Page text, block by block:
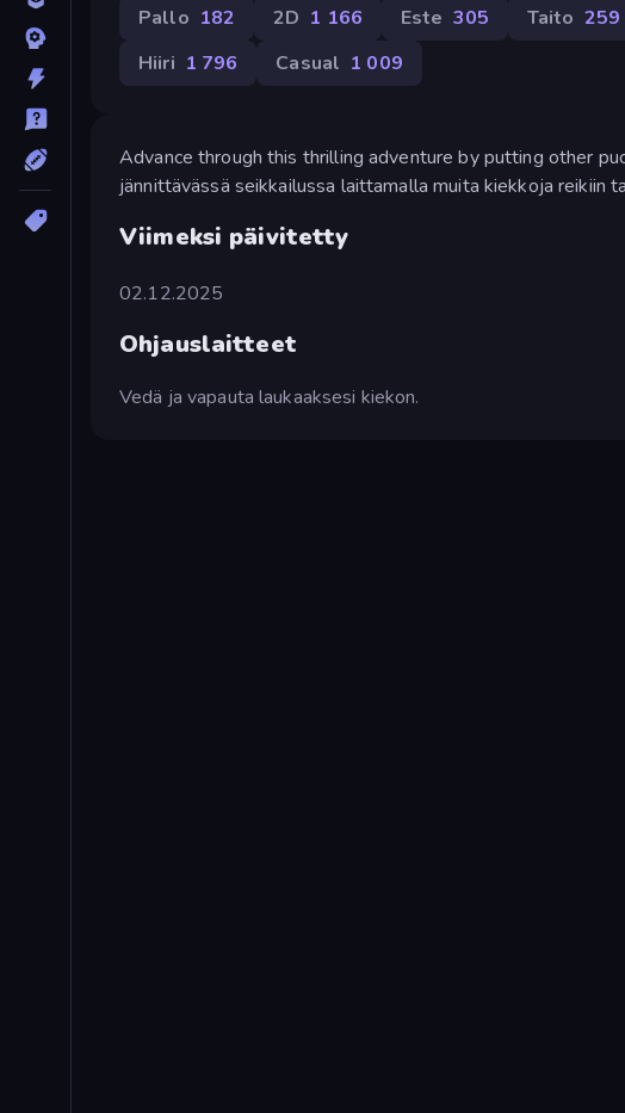
Pallo 182 2D 1 166 Este 305 Taito 259
Hiiri 1 796 Casual 1 009
Advance through this thrilling adventure by putting other
jännittävässä seikkailussa laittamalla muita kiekkoja reikiin
Viimeksi päivitetty
02.12.2025
Ohjauslaitteet
Vedä ja vapauta laukaaksesi kiekon.